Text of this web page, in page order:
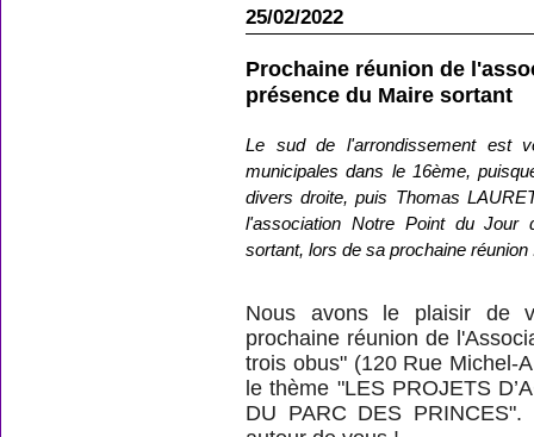
25/02/2022
Prochaine réunion de
présence du Maire sortant
Le sud de l'arrondissement est
municipales dans le 16ème,
divers droite, puis Thomas
l'association Notre Point du Jour
sortant, lors de sa prochaine réunion
Nous avons le plaisir de
prochaine réunion de
trois obus" (120 Rue Michel-
le thème "LES PROJETS
DU PARC DES